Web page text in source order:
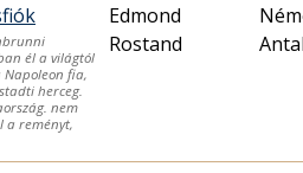
él a világtól
Napoleon fia,
herceg.
nem
a reményt,
Edmond
Rostand